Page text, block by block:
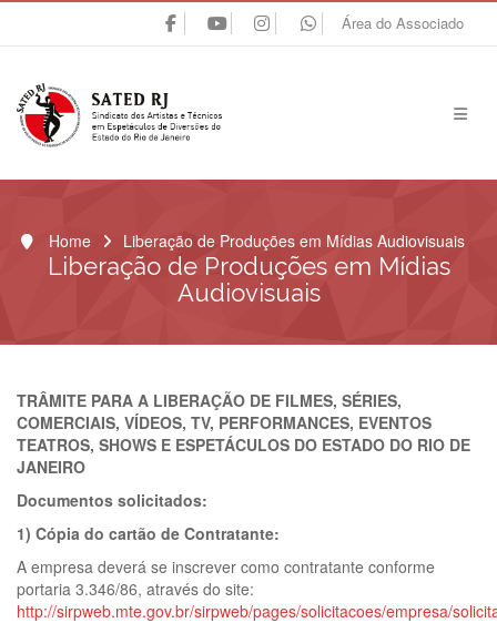
Área do Associado
Home Liberação de Produções em Mídias Audiovisuais
Liberação de Produções em Mídias
Audiovisuais
TRÂMITE PARA A LIBERAÇÃO DE FILMES, SÉRIES,
COMERCIAIS, VÍDEOS, TV, PERFORMANCES, EVENTOS
TEATROS, SHOWS E ESPETÁCULOS DO ESTADO DO RIO DE
JANEIRO
Documentos solicitados:
1) Cópia do cartão de Contratante:
A empresa deverá se inscrever como contratante conforme
portaria 3.346/86, através do site:
http://sirpweb.mte.gov.br/sirpweb/pages/solicitacoes/empresa/